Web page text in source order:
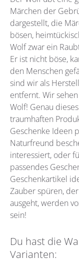
Märchen der
dargestellt, die
bösen,
Wolf zwar ein
Er ist nicht böse,
den Menschen
sind wir als
entfernt. Wir
Wolf! Genau
traumhaften
Geschenke Ideen
Naturfreund
interessiert, oder
passendes
Geschenkartikel
Zauber spüren,
ausgeht, werden
sein!
Du hast die
Varianten: